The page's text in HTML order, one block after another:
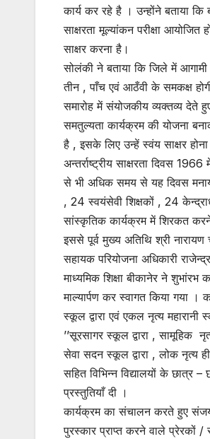
कार्य कर रहे है । उन्होंने बताया
साक्षरता मूल्यांकन परीक्षा
साक्षर करना है।
सोलंकी ने बताया कि जिले में आगामी
तीन , पाँच एवं आठँवी के समकक्ष
समारोह में संयोजकीय व्यक्तव्य देते
समतुल्यता कार्यक्रम की योजना
है , इसके लिए उन्हें स्वंय साक्षर
अन्तर्राष्ट्रीय साक्षरता दिवस
से भी अधिक समय से यह दिवस
, 24 स्वयंसेवी शिक्षकों , 24
सांस्कृतिक कार्यक्रम में शिरकत
इससे पूर्व मुख्य अतिथि श्री नारायण
सहायक परियोजना अधिकारी
माध्यमिक शिक्षा बीकानेर ने
माल्यार्पण कर स्वागत किया गया
स्कूल द्वारा एवं एकल नृत्य महारानी
’’सूरसागर स्कूल द्वारा , सामूहिक
सेवा सदन स्कूल द्वारा , लोक नृत्य
सहित विभिन्न विद्यालयों के छात्र
प्रस्तुतियाँ दी ।
कार्यक्रम का संचालन करते हुए
पुरस्कार प्राप्त करने वाले प्रेरकों